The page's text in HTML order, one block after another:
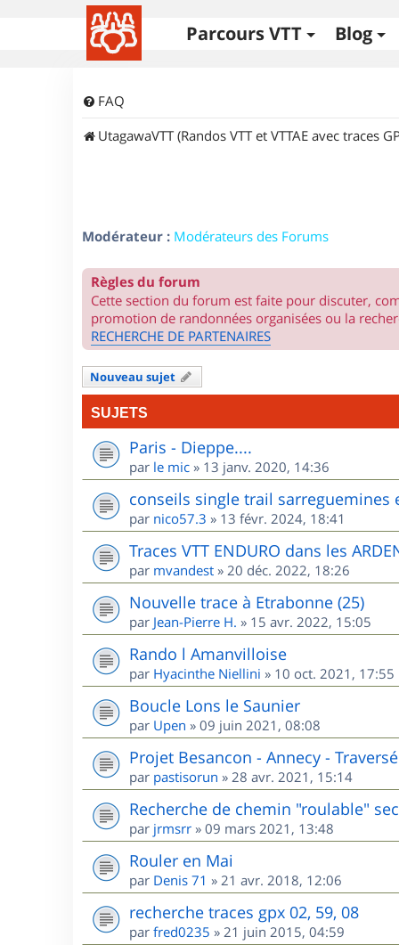
Parcours VTT Blog
FAQ
UtagawaVTT (Randos VTT et VTTAE avec traces
Modérateur : Modérateurs des Forums
Règles du forum
Cette section du forum est faite pour discuter,
promotion de randonnées organisées ou la
RECHERCHE DE PARTENAIRES
Nouveau sujet
SUJETS
Paris - Dieppe....
par le mic » 13 janv. 2020, 14:36
conseils single trail sarreguemines
par nico57.3 » 13 févr. 2024, 18:41
Traces VTT ENDURO dans les
par mvandest » 20 déc. 2022, 18:26
Nouvelle trace à Etrabonne (25)
par Jean-Pierre H. » 15 avr. 2022, 15:05
Rando l Amanvilloise
par Hyacinthe Niellini » 10 oct. 2021, 17:55
Boucle Lons le Saunier
par Upen » 09 juin 2021, 08:08
Projet Besancon - Annecy -
par pastisorun » 28 avr. 2021, 15:14
Recherche de chemin "roulable"
par jrmsrr » 09 mars 2021, 13:48
Rouler en Mai
par Denis 71 » 21 avr. 2018, 12:06
recherche traces gpx 02, 59, 08
par fred0235 » 21 juin 2015, 04:59